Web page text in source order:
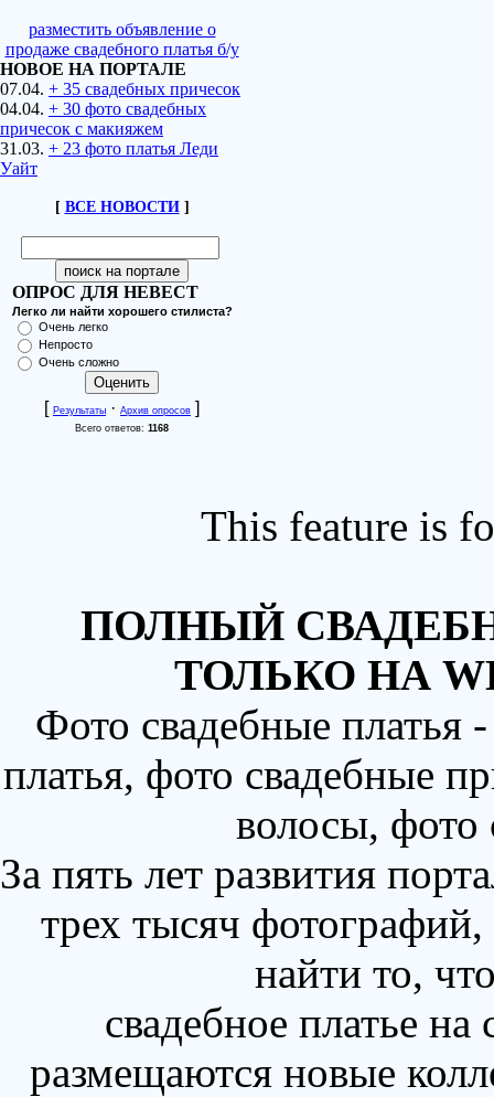
разместить объявление о
продаже свадебного платья б/у
НОВОЕ НА ПОРТАЛЕ
07.04. + 35 свадебных причесок
04.04. + 30 фото свадебных
причесок с макияжем
31.03. + 23 фото платья Леди
Уайт
[ ВСЕ НОВОСТИ]
ОПРОС ДЛЯ НЕВЕСТ
Легко ли найти хорошего стилиста?
Очень легко
Непросто
Очень сложно
[ Результаты · Архив опросов ]
Всего ответов: 1168
This feature is
ПОЛНЫЙ
ТОЛЬКО НА
Фото свадебные
платья, фото свадебные
волосы,
За пять лет развития
трех тысяч
найти то,
свадебное платье
размещаются новые